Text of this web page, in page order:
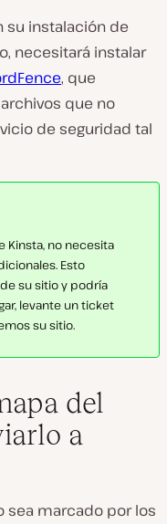
su instalación de
necesitará instalar
, que
que no
de seguridad tal
Kinsta, no necesita
Esto
su sitio y podría
levante un ticket
su sitio.
del
a
sea marcado por los